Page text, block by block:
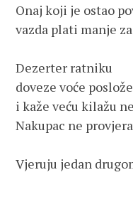
Onaj koji je ostao
vazda plati manje
Dezerter ratniku
doveze voće
i kaže veću kilažu
Nakupac ne
Vjeruju jedan